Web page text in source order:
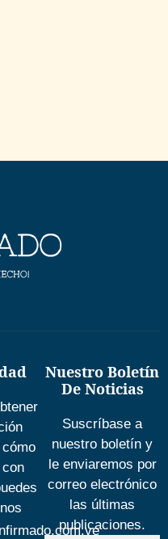
Nuestro Boletín
De Noticias
Suscríbase a
nuestro boletín y
le enviaremos por
correo electrónico
las últimas
publicaciones.